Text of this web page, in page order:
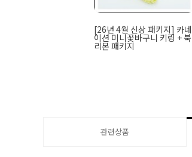
[26년 4월 신상 패키지] 카네
이션 미니꽃바구니 키링 + 북
리본 패키지
관련상품